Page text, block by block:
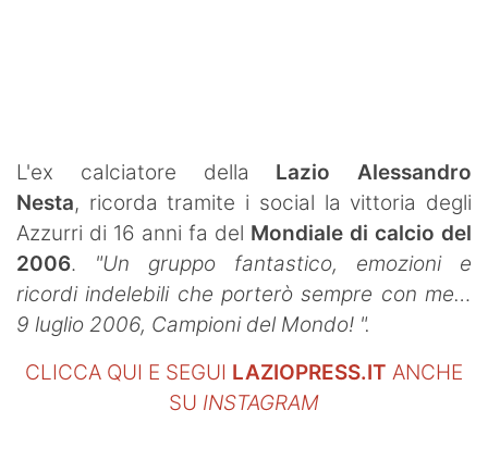
Contatti
L'ex calciatore della Lazio
Alessandro
Nesta, ricorda tramite i social la vittoria degli
Azzurri di 16 anni fa del Mondiale di calcio del
2006. "Un gruppo fantastico, emozioni e
ricordi indelebili che porterò sempre con me…
9 luglio 2006, Campioni del Mondo! ".
CLICCA QUI E SEGUI LAZIOPRESS.IT ANCHE
SU INSTAGRAM